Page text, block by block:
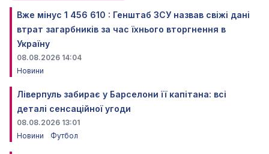
Вже мінус 1 456 610 : Генштаб ЗСУ назвав свіжі дані
втрат загарбників за час їхнього вторгнення в
Україну
08.08.2026 14:04
Новини
Ліверпуль забирає у Барселони її капітана: всі
деталі сенсаційної угоди
08.08.2026 13:01
Новини
Футбол